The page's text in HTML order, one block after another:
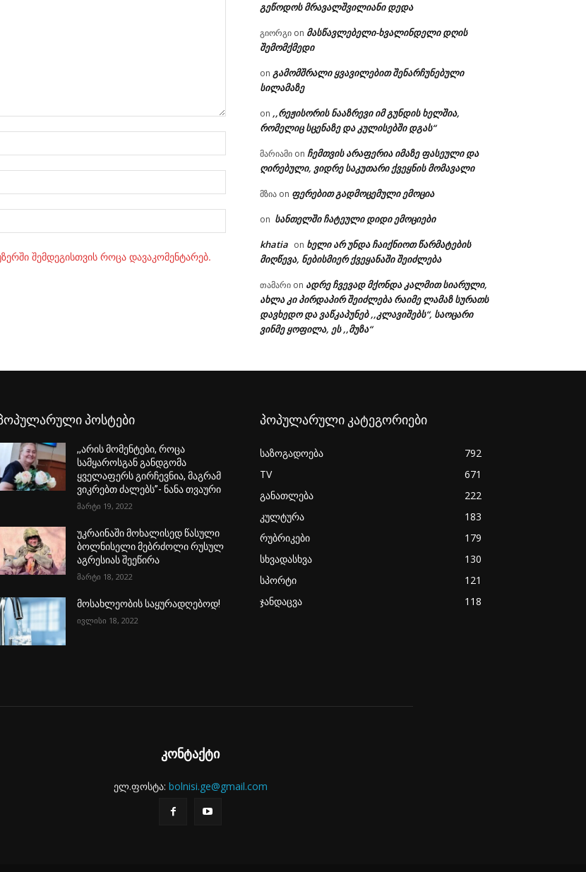
ელ.ფოსტა:
Website:
შემდეგისთვის როცა დავაკომენტარებ.
გეწოდოს მრავალშვილიანი დედა
გიორგი on მასწავლებელი-ხვალინდელი დღის
შემომქმედი
on გამომშრალი ყვავილებით შენარჩუნებული
სილამაზე
on ,,რეჟისორის ნააზრევი იმ გუნდის ხელშია,
რომელიც სცენაზე და კულისებში დგას“
მარიამი on ჩემთვის არაფერია იმაზე ფასეული და
ღირებული, ვიდრე საკუთარი ქვეყნის მომავალი
მზია on ფერებით გადმოცემული ემოცია
on სანთელში ჩატეული დიდი ემოციები
khatia on ხელი არ უნდა ჩაიქნიოთ წარმატების
მიღწევა, ნებისმიერ ქვეყანაში შეიძლება
თამარი on ადრე ჩვევად მქონდა კალმით სიარული,
ახლა კი პირდაპირ შეიძლება რაიმე ლამაზ სურათს
დავხედო და ვაწკაპუნებ ,,კლავიშებს“, საოცარი
ვინმე ყოფილა, ეს ,,მუზა“
პოსტები
,,არის მომენტები, როცა
სამყაროსგან განდგომა
ყველაფერს გირჩევნია, მაგრამ
ვიკრებთ ძალებს”- ნანა თვაური
მარტი 19, 2022
უკრაინაში მოხალისედ წასული
ბოლნისელი მებრძოლი რუსულ
აგრესიას შეეწირა
მარტი 18, 2022
მოსახლეობის საყურადღებოდ!
ივლისი 18, 2022
პოპულარული კატეგორიები
საზოგადოება
792
TV
671
განათლება
222
კულტურა
183
რუბრიკები
179
სხვადასხვა
130
სპორტი
121
ჯანდაცვა
118
კონტაქტი
ელ.ფოსტა: bolnisi.ge@gmail.com